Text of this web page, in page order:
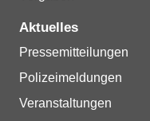
Aktuelles
Pressemitteilungen
Polizeimeldungen
Veranstaltungen